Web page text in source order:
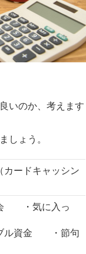
いのか、考えます
しょう。
ードキャッシン
・気に入っ
ル資金 ・節句